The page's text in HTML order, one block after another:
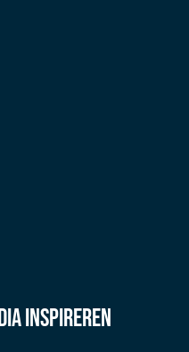
inspireren